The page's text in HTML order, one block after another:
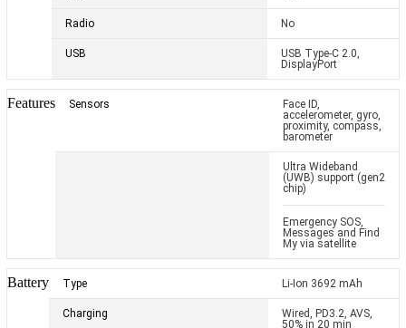
Radio No
USB
USB Type-C 2.0,
DisplayPort
Features Sensors
Face ID,
accelerometer, gyro,
proximity, compass,
barometer
Ultra Wideband
(UWB) support (gen2
chip)
Emergency SOS,
Messages and Find
My via satellite
Battery Type Li-Ion 3692 mAh
Charging
Wired, PD3.2, AVS,
50% in 20 min